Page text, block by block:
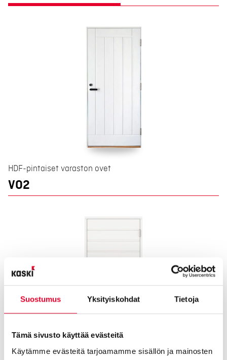
Suostumus Yksityiskohdat Tietoja
Tämä sivusto käyttää evästeitä
Käytämme evästeitä tarjoamamme sisällön ja mainosten
HDF-pintaiset varaston ovet
VO2